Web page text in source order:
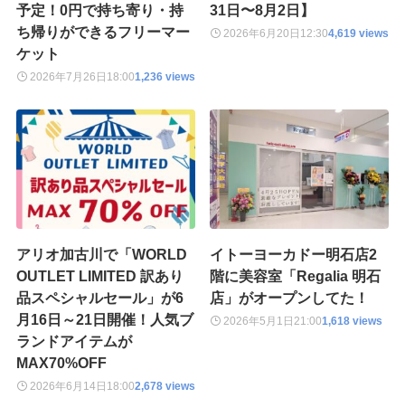
予定！0円で持ち寄り・持
ち帰りができるフリーマー
ケット
2026年7月26日 18:001,236 views
31日〜8月2日】
2026年6月20日 12:304,619 views
アリオ加古川で「WORLD
OUTLET LIMITED 訳あり
品スペシャルセール」が6
月16日～21日開催！人気ブ
ランドアイテムが
MAX70%OFF
2026年6月14日 18:002,678 views
イトーヨーカドー明石店2
階に美容室「Regalia 明石
店」がオープンしてた！
2026年5月1日 21:001,618 views